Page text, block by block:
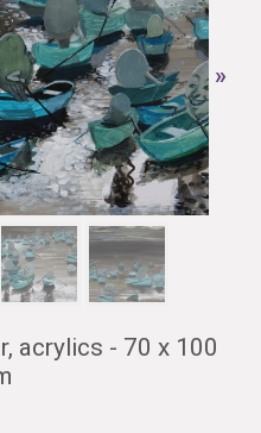
»
acrylics - 70 x 100